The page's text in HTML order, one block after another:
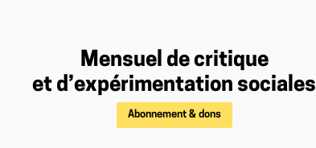
Mensuel de critique
et d’expérimentation sociales
Abonnement & dons